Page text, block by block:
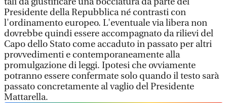
Presidente della Repubblica né contrasti con
l'ordinamento europeo. L'eventuale via libera non
dovrebbe quindi essere accompagnato da rilievi del
Capo dello Stato come accaduto in passato per altri
provvedimenti e contemporaneamente alla
promulgazione di leggi. Ipotesi che ovviamente
potranno essere confermate solo quando il testo sarà
passato concretamente al vaglio del Presidente
Mattarella.